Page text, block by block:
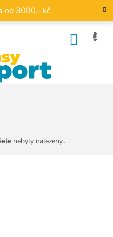
od 3000,- kč
nebyly nalezeny...